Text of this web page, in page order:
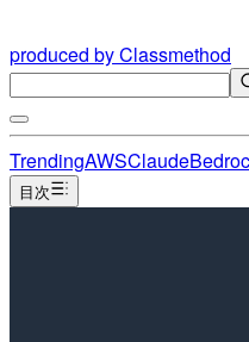
produced by Classmethod
TrendingAWSClaude
目次